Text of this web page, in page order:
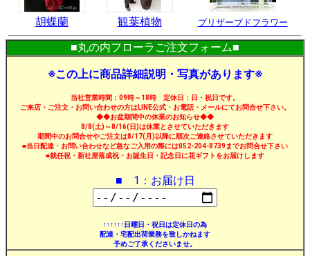
胡蝶蘭 観葉植物 プリザーブドフラワー
■丸の内フローラご注文フォーム■
※この上に商品詳細説明・写真があります※
当社営業時間：09時～18時 定休日：日・祝日です。
ご来店・ご注文・お問い合わせの方はLINE公式・お電話・メールにてお問合せ下さい。
◆◆お盆期間中の休業のお知らせ◆◆
8/8(土)～8/16(日)は休業とさせていただきます
期間中のお問合せやご注文は8/17(月)以降に順次ご連絡させていただきます
■当日配達・お問い合わせなど急なご入用の際には052-204-8739までお問合せ下さい
■就任祝・新社屋落成祝・お誕生日・記念日に花ギフトをお届けします
■ 1：お届け日
↑↑↑↑↑↑日曜日・祝日は定休日の為
配達・宅配出荷業務を致しかねます
予めご了承くださいませ。